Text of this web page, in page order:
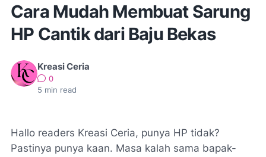
Cara Mudah Membuat Sarung
HP Cantik dari Baju Bekas
Kreasi Ceria
0
5 min read
Hallo readers Kreasi Ceria, punya HP tidak?
Pastinya punya kaan. Masa kalah sama bapak-